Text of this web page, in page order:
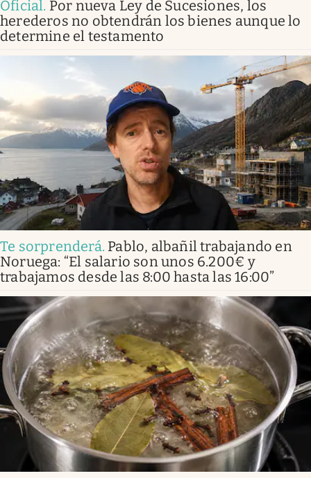
Oficial. Por nueva Ley de Sucesiones, los
herederos no obtendrán los bienes aunque lo
determine el testamento
Te sorprenderá. Pablo, albañil trabajando en
Noruega: “El salario son unos 6.200€ y
trabajamos desde las 8:00 hasta las 16:00”